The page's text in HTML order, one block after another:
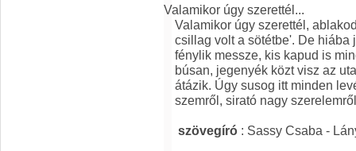
Valamikor úgy szerettél...
Valamikor úgy szerettél,
csillag volt a sötétbe'. De hiába
fénylik messze, kis kapud is
búsan, jegenyék közt visz az
átázik. Úgy susog itt minden
szemről, sirató nagy
szövegíró : Sassy Csaba -